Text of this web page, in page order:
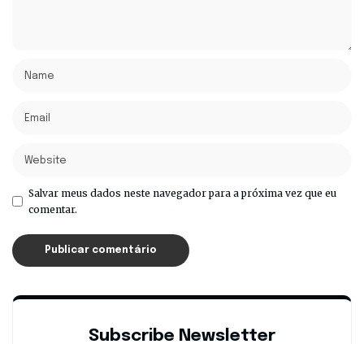
Salvar meus dados neste navegador para a próxima vez que eu
comentar.
Subscribe Newsletter